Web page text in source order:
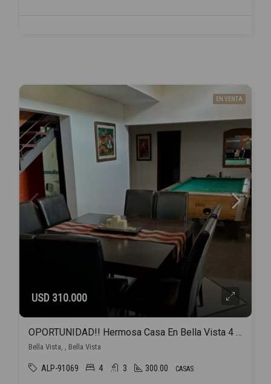
EN VENTA
USD 310.000
OPORTUNIDAD!! Hermosa Casa En Bella Vista 4 Habitaciones
Bella Vista, , Bella Vista
ALP-91069 4 3 300.00 CASAS